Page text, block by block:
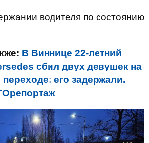
водителя по состоянию
В Виннице 22-летний
сбил двух девушек на
его задержали.